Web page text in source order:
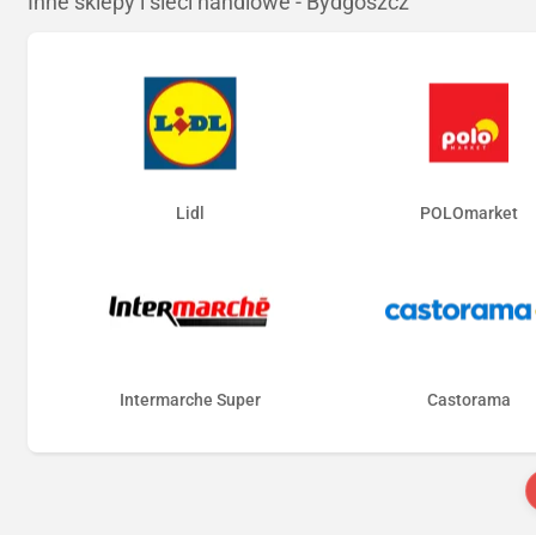
Lidl POLOmarket
Intermarche Super Castorama